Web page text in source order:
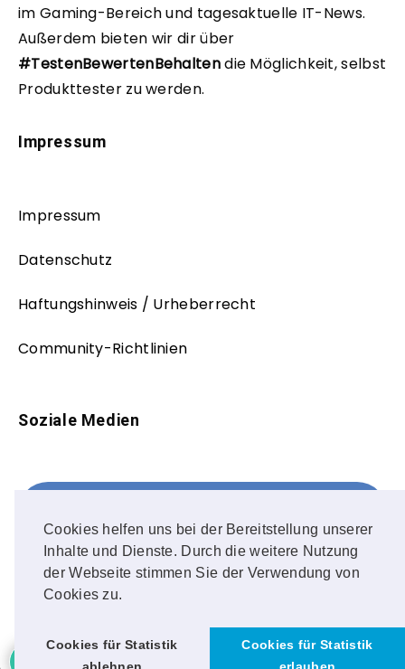
Cookies helfen uns bei der Bereitstellung unserer
Inhalte und Dienste. Durch die weitere Nutzung
der Webseite stimmen Sie der Verwendung von
Cookies zu.
Cookies für Statistik
Cookies für Statistik
im Gaming-Bereich und tagesaktuelle IT-News.
Außerdem bieten wir dir über
#TestenBewertenBehaltendie Möglichkeit, selbst
Produkttester zu werden.
Impressum
Impressum
Datenschutz
Haftungshinweis / Urheberrecht
Community-Richtlinien
Soziale Medien
FOLLOW ME!
Instagram
OUR PHOTOS!